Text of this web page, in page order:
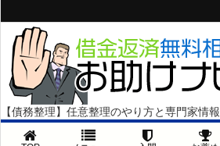
【債務整理】任意整理のやり方と専門家情報